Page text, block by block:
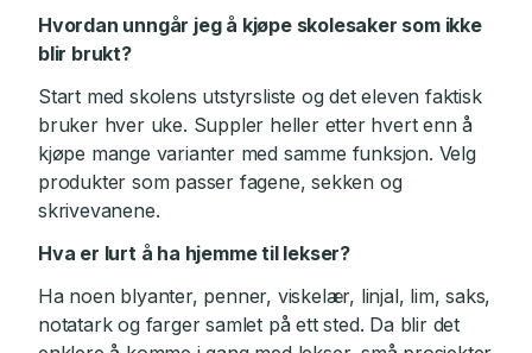
Hvordan unngår jeg å kjøpe skolesaker som ikke
blir brukt?
Start med skolens utstyrsliste og det eleven faktisk
bruker hver uke. Suppler heller etter hvert enn å
kjøpe mange varianter med samme funksjon. Velg
produkter som passer fagene, sekken og
skrivevanene.
Hva er lurt å ha hjemme til lekser?
Ha noen blyanter, penner, viskelær, linjal, lim, saks,
notatark og farger samlet på ett sted. Da blir det